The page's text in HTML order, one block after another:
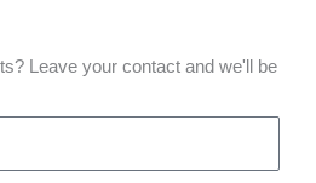
Leave your contact and we'll be